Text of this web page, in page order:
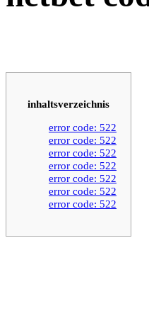
inhaltsverzeichnis
error code: 522
error code: 522
error code: 522
error code: 522
error code: 522
error code: 522
error code: 522